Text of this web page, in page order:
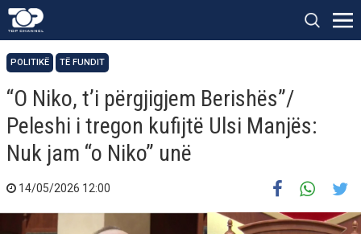
POLITIKË TË FUNDIT
“O Niko, t’i përgjigjem Berishës”/
Peleshi i tregon kufijtë Ulsi Manjës:
Nuk jam “o Niko” unë
14/05/2026 12:00